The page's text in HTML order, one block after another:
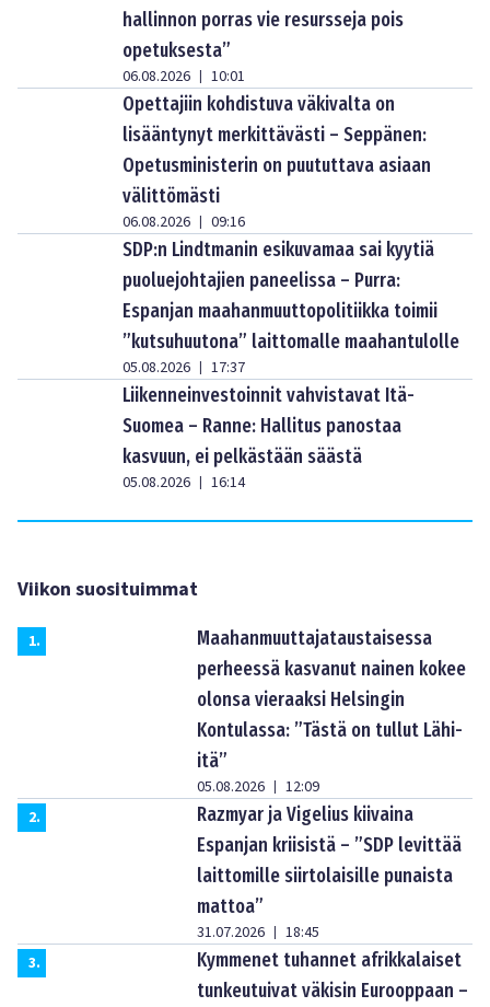
hallinnon porras vie resursseja pois
opetuksesta”
06.08.2026 | 10:01
Opettajiin kohdistuva väkivalta on
lisääntynyt merkittävästi – Seppänen:
Opetusministerin on puututtava asiaan
välittömästi
06.08.2026 | 09:16
SDP:n Lindtmanin esikuvamaa sai kyytiä
puoluejohtajien paneelissa – Purra:
Espanjan maahanmuuttopolitiikka toimii
”kutsuhuutona” laittomalle maahantulolle
05.08.2026 | 17:37
Liikenneinvestoinnit vahvistavat Itä-
Suomea – Ranne: Hallitus panostaa
kasvuun, ei pelkästään säästä
05.08.2026 | 16:14
Viikon suosituimmat
1.
Maahanmuuttajataustaisessa
perheessä kasvanut nainen kokee
olonsa vieraaksi Helsingin
Kontulassa: ”Tästä on tullut Lähi-
itä”
05.08.2026 | 12:09
2.
Razmyar ja Vigelius kiivaina
Espanjan kriisistä – ”SDP levittää
laittomille siirtolaisille punaista
mattoa”
31.07.2026 | 18:45
3.
Kymmenet tuhannet afrikkalaiset
tunkeutuivat väkisin Eurooppaan –